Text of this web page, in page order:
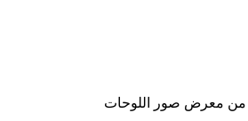
من معرض صور اللوحات